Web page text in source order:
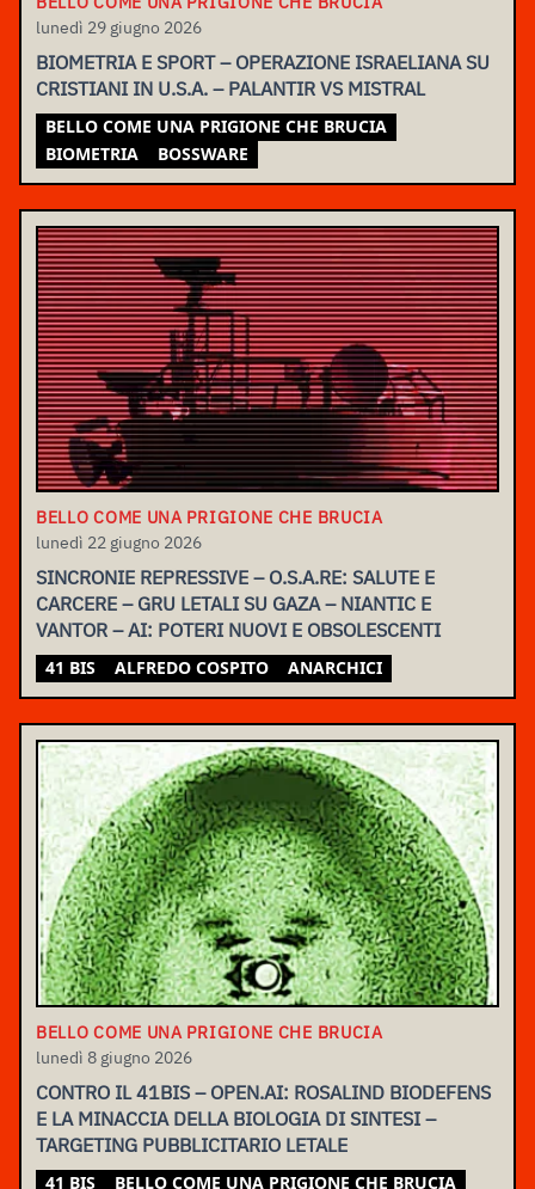
lunedì 29 giugno 2026
BIOMETRIA E SPORT – OPERAZIONE ISRAELIANA SU
CRISTIANI IN U.S.A. – PALANTIR VS MISTRAL
BELLO COME UNA PRIGIONE CHE BRUCIA
BIOMETRIA
BOSSWARE
BELLO COME UNA PRIGIONE CHE BRUCIA
lunedì 22 giugno 2026
SINCRONIE REPRESSIVE – O.S.A.RE: SALUTE E
CARCERE – GRU LETALI SU GAZA – NIANTIC E
VANTOR – AI: POTERI NUOVI E OBSOLESCENTI
41 BIS ALFREDO COSPITO ANARCHICI
BELLO COME UNA PRIGIONE CHE BRUCIA
lunedì 8 giugno 2026
CONTRO IL 41BIS – OPEN.AI: ROSALIND BIODEFENS
E LA MINACCIA DELLA BIOLOGIA DI SINTESI –
TARGETING PUBBLICITARIO LETALE
41 BIS BELLO COME UNA PRIGIONE CHE BRUCIA